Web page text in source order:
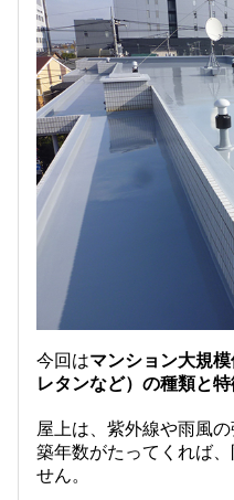
今回はマンション大規
レタンなど）の種類と特
屋上は、紫外線や雨風
築年数がたってくれば
せん。